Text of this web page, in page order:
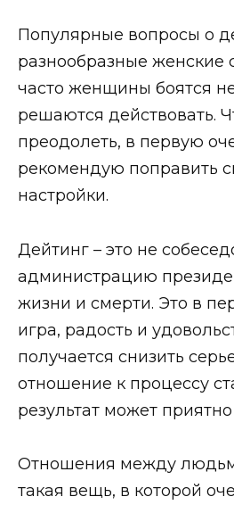
Популярные вопросы о
разнообразные женские
часто женщины боятся
решаются действовать.
преодолеть, в первую
рекомендую поправить
настройки.
Дейтинг – это не
администрацию
жизни и смерти. Это в
игра, радость и
получается снизить
отношение к процессу
результат может
Отношения между
такая вещь, в которой
СЕКРЕТЫ УСПЕШНЫХ
Где знакомиться, если
Как сделать
Забрать